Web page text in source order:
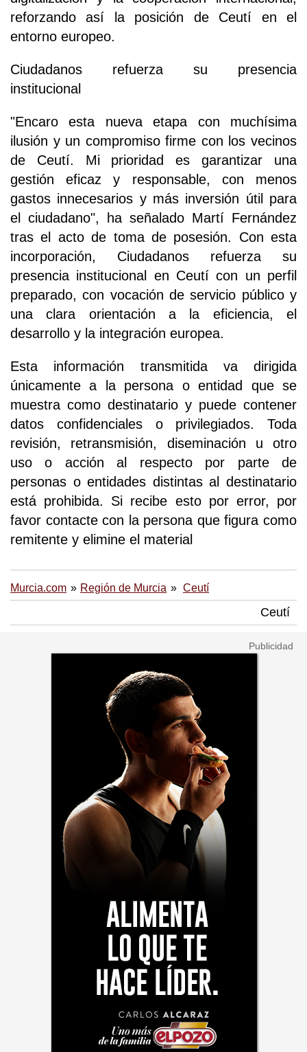
reforzando así la posición de Ceutí en el
entorno europeo.
Ciudadanos refuerza su presencia
institucional
"Encaro esta nueva etapa con muchísima
ilusión y un compromiso firme con los vecinos
de Ceutí. Mi prioridad es garantizar una
gestión eficaz y responsable, con menos
gastos innecesarios y más inversión útil para
el ciudadano", ha señalado Martí Fernández
tras el acto de toma de posesión. Con esta
incorporación, Ciudadanos refuerza su
presencia institucional en Ceutí con un perfil
preparado, con vocación de servicio público y
una clara orientación a la eficiencia, el
desarrollo y la integración europea.
Esta información transmitida va dirigida
únicamente a la persona o entidad que se
muestra como destinatario y puede contener
datos confidenciales o privilegiados. Toda
revisión, retransmisión, diseminación u otro
uso o acción al respecto por parte de
personas o entidades distintas al destinatario
está prohibida. Si recibe esto por error, por
favor contacte con la persona que figura como
remitente y elimine el material
Murcia.com Región de Murcia Ceutí
Ceutí